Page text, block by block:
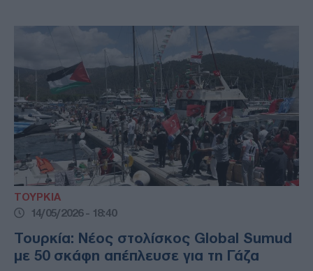
ΤΟΥΡΚΙΑ
14/05/2026 - 18:40
Τουρκία: Νέος στολίσκος Global Sumud
με 50 σκάφη απέπλευσε για τη Γάζα